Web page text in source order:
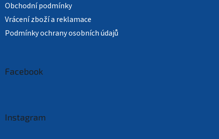
Obchodní podmínky
Vrácení zboží a reklamace
Podmínky ochrany osobních údajů
Facebook
Instagram